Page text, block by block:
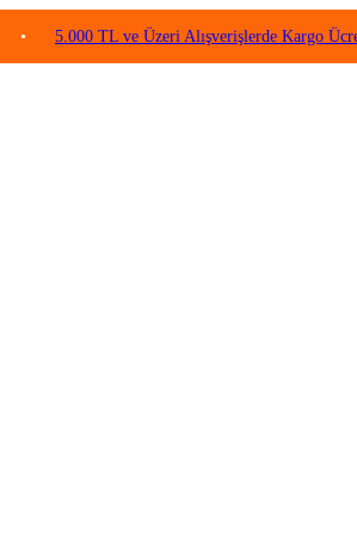
5.000 TL ve Üzeri Alışverişlerde Kargo Ücretsiz!